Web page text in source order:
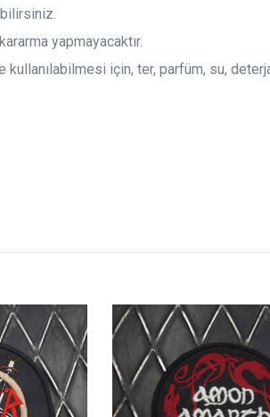
yapmayacaktır.
için, ter, parfüm, su,